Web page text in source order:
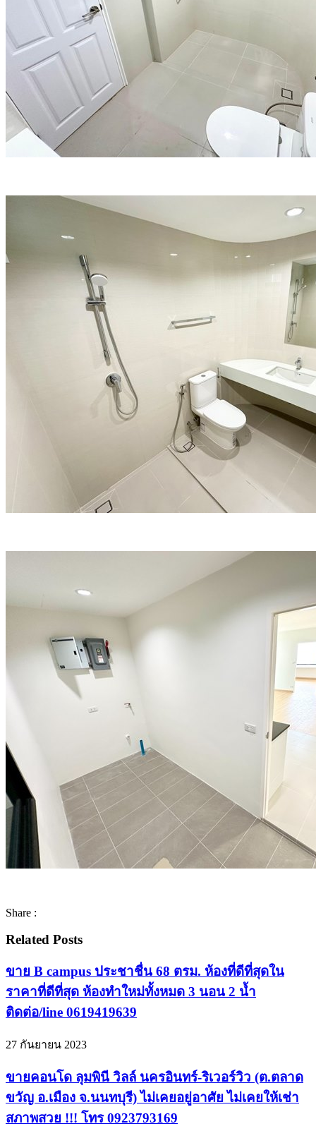
Share :
Related Posts
ขาย B campus ประชาชื่น 68 ตรม. ห้องที่ดีที่สุดใน
ราคาที่ดีที่สุด ห้องทำใหม่ทั้งหมด 3 นอน 2 น้ำ
ติดต่อ/line 0619419639
27 กันยายน 2023
ขายคอนโด ลุมพินี วิลล์ นครอินทร์-ริเวอร์วิว (ต.ตลาด
ขวัญ อ.เมือง จ.นนทบุรี) ไม่เคยอยู่อาศัย ไม่เคยให้เช่า
สภาพสวย !!! โทร 0923793169